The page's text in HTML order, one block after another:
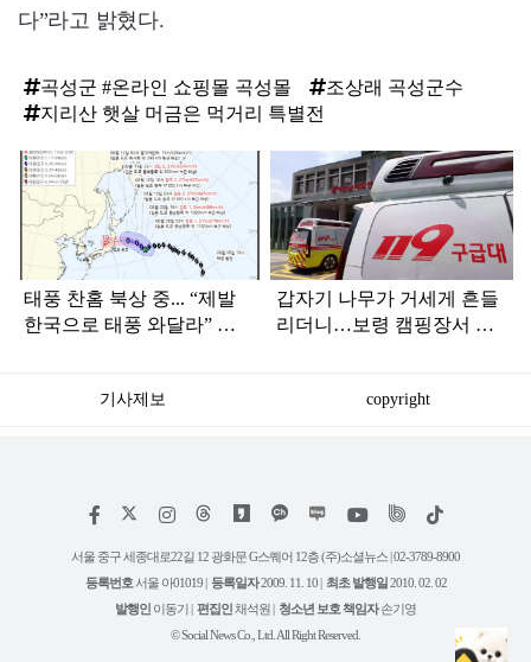
다”라고 밝혔다.
곡성군 #온라인 쇼핑몰 곡성몰
조상래 곡성군수
지리산 햇살 머금은 먹거리 특별전
탑
라
인
태풍 찬홈 북상 중... “제발
한국으로 태풍 와달라” 말
갑자기 나무가 거세게 흔들
리더니…보령 캠핑장서 일
기사제보 copyright
페
스
북
인
타
그
램
위
트
리
유
튜
틱
서울 중구 세종대로22길 12 광화문 G스퀘어 12층 (주)소셜뉴스 | 02-3789-8900
등록번호 서울 아01019 | 등록일자2009. 11. 10 | 최초 발행일2010. 02. 02
발행인 이동기 | 편집인채석원 | 청소년 보호 책임자손기영
© Social News Co., Ltd. All Right Reserved.